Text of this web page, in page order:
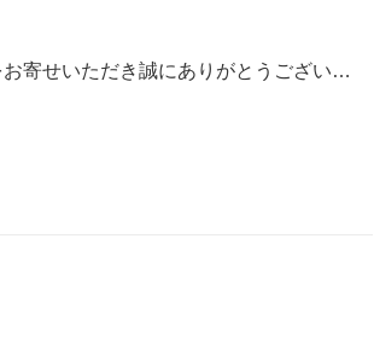
この度は車検をご利用いただき、また貴重なご意見をお寄せいただき誠にありがとうございます。
だいたご意見を真摯に受け止め、よりご満足いただける接客を目指して改善に努めてまいります。